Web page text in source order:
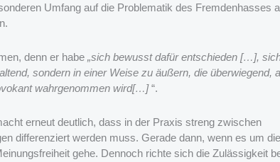
Umfang auf die Problematik des Fremdenhasses
denn er habe „sich bewusst dafür entschieden […],
sondern in einer Weise zu äußern, die überwiegend,
wahrgenommen wird[…]“.
erneut deutlich, dass in der Praxis streng zwischen
differenziert werden muss. Gerade dann, wenn es um
gehe. Dennoch richte sich die Zulässigkeit